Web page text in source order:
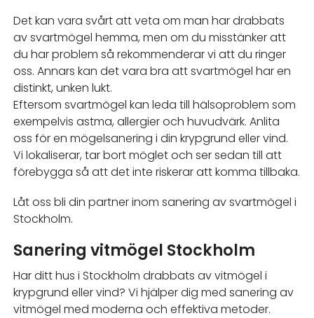
Det kan vara svårt att veta om man har drabbats
av svartmögel hemma, men om du misstänker att
du har problem så rekommenderar vi att du ringer
oss. Annars kan det vara bra att svartmögel har en
distinkt, unken lukt.
Eftersom svartmögel kan leda till hälsoproblem som
exempelvis astma, allergier och huvudvärk. Anlita
oss för en mögelsanering i din krypgrund eller vind.
Vi lokaliserar, tar bort möglet och ser sedan till att
förebygga så att det inte riskerar att komma tillbaka.
Låt oss bli din partner inom sanering av svartmögel i
Stockholm.
Sanering vitmögel Stockholm
Har ditt hus i Stockholm drabbats av vitmögel i
krypgrund eller vind? Vi hjälper dig med sanering av
vitmögel med moderna och effektiva metoder.